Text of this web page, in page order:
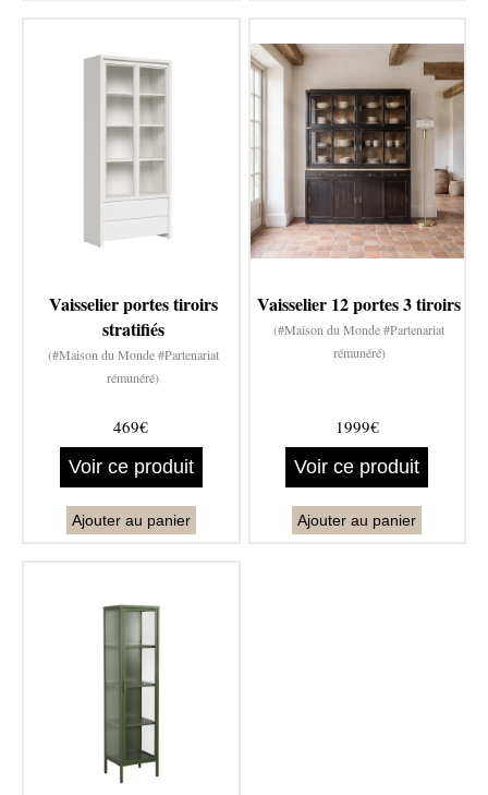
Vaisselier portes tiroirs
stratifiés
(#Maison du Monde #Partenariat
rémunéré)
469€
Voir ce produit
Ajouter au panier
Vaisselier 12 portes 3 tiroirs
(#Maison du Monde #Partenariat
rémunéré)
1999€
Voir ce produit
Ajouter au panier